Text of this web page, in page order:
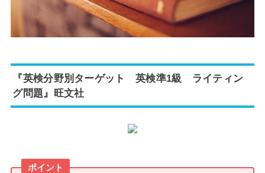
『英検分野別ターゲット 英検準1級 ライティン
グ問題』旺文社
ポイント